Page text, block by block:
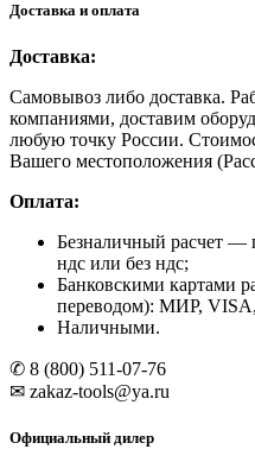
Выпрессовщик
траковых
162
тонн
Доставка и оплата
Доставка:
Самовывоз либо доставка.
компаниями, доставим
любую точку России.
Вашего местоположения
Оплата:
Безналичный расчет —
ндс или без ндс;
Банковскими картами
переводом): МИР, VISA,
Наличными.
✆ 8 (800) 511-07-76
✉ zakaz-tools@ya.ru
Официальный дилер